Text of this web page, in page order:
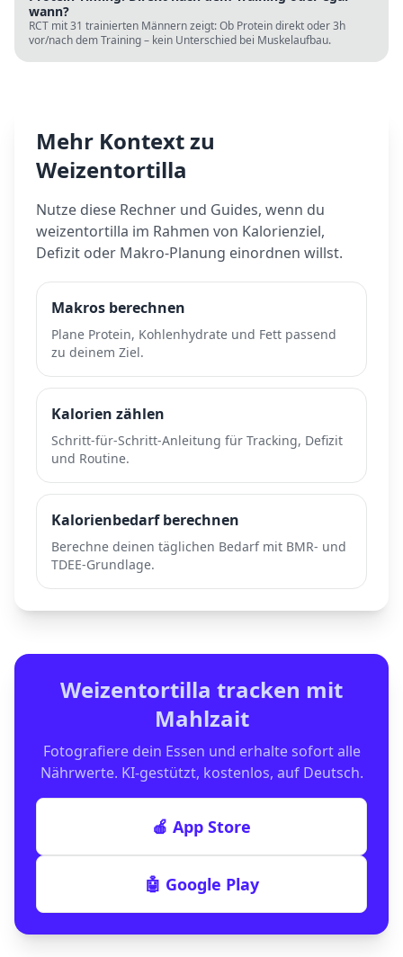
wann?
RCT mit 31 trainierten Männern zeigt: Ob Protein direkt oder 3h
vor/nach dem Training – kein Unterschied bei Muskelaufbau.
Mehr Kontext zu
Weizentortilla
Nutze diese Rechner und Guides, wenn du
weizentortilla im Rahmen von Kalorienziel,
Defizit oder Makro-Planung einordnen willst.
Makros berechnen
Plane Protein, Kohlenhydrate und Fett passend
zu deinem Ziel.
Kalorien zählen
Schritt-für-Schritt-Anleitung für Tracking, Defizit
und Routine.
Kalorienbedarf berechnen
Berechne deinen täglichen Bedarf mit BMR- und
TDEE-Grundlage.
Weizentortilla tracken mit
Mahlzait
Fotografiere dein Essen und erhalte sofort alle
Nährwerte. KI-gestützt, kostenlos, auf Deutsch.
🍎 App Store
🤖 Google Play